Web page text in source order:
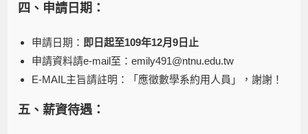
四、申請日期 ：
申請日期： 即日起至109年12月9 日止
申請資料請e-mail至：emily491@ntnu.edu.tw
E-MAIL主旨請註明：「應徵數學系約用人員」，謝謝！
五、薪資待遇：